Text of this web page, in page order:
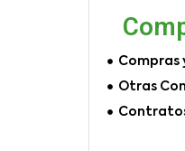
Compras
Otras